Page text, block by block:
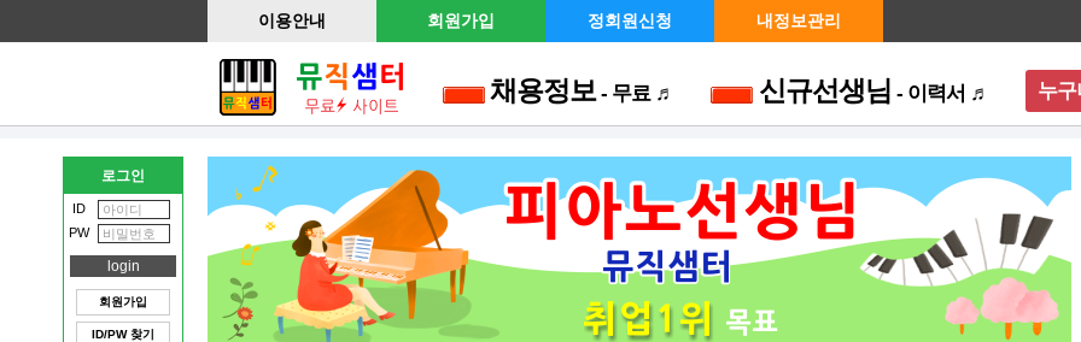
이용안내 회원가입 정회원신청 내정보관리
채용정보- 무료 ♬ 신규선생님 - 이력서 ♬ 누
로그인
ID
PW
회원가입
ID/PW 찾기